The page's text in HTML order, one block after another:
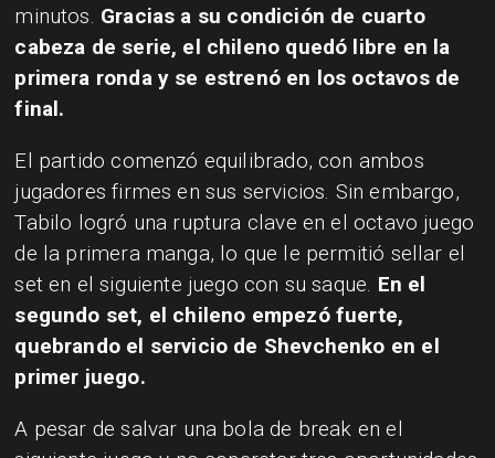
minutos. Gracias a su condición de cuarto
cabeza de serie, el chileno quedó libre en la
primera ronda y se estrenó en los octavos de
final.
El partido comenzó equilibrado, con ambos
jugadores firmes en sus servicios. Sin embargo,
Tabilo logró una ruptura clave en el octavo juego
de la primera manga, lo que le permitió sellar el
set en el siguiente juego con su saque. En el
segundo set, el chileno empezó fuerte,
quebrando el servicio de Shevchenko en el
primer juego.
A pesar de salvar una bola de break en el